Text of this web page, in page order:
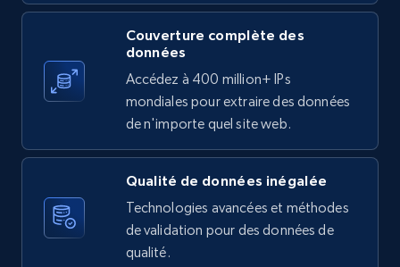
323+ Essai gratuit
Etsy - Collects data from shop's URL
URL, Product id, Listing inventory id, Title, Rating,
price, and more.
1.9K+ 323+ Essai gratuit
Couverture complète des
données
Accédez à 400 million+ IPs
mondiales pour extraire des données
de n'importe quel site web.
Qualité de données inégalée
Technologies avancées et méthodes
de validation pour des données de
qualité.